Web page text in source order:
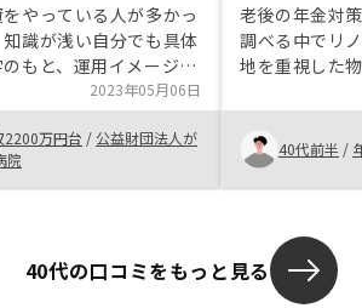
やっている人が多かっ
識が浅い自分でも具体
もと、運用イメージが
為、リスクとともにベネ
を想定しやすかった。
もやらない理由が無かっ
2023年05月06日
2200万円台 / 公益財団法人が
院
老後の年金対
調べる中でリ
地を重視した
方も押し売り
で納得いくま
た。
40代前半 /
40代の口コミをもっと見る